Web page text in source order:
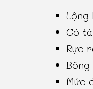
Lộng
Có
Rực
Mức